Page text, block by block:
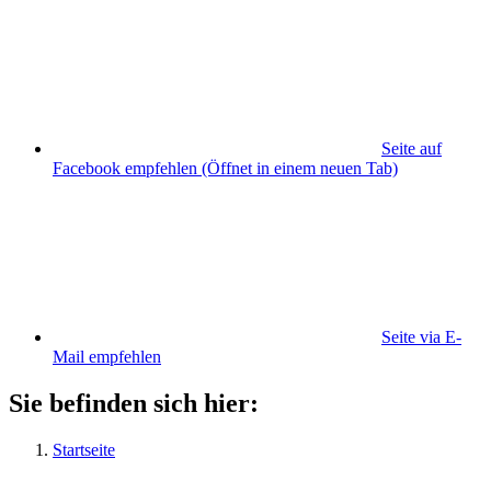
Seite auf
Facebook empfehlen (Öffnet in einem neuen Tab)
Seite via E-
Mail empfehlen
Sie befinden sich hier:
Startseite